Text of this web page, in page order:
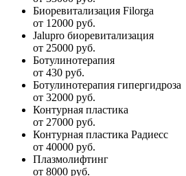
Биоревитализация Filorga
от 12000 руб.
Jalupro биоревитализация
от 25000 руб.
Ботулинотерапия
от 430 руб.
Ботулинотерапия гипергидроза
от 32000 руб.
Контурная пластика
от 27000 руб.
Контурная пластика Радиесс
от 40000 руб.
Плазмолифтинг
от 8000 руб.